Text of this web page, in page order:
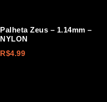
Palheta Zeus – 1.14mm –
NYLON
R$4.99